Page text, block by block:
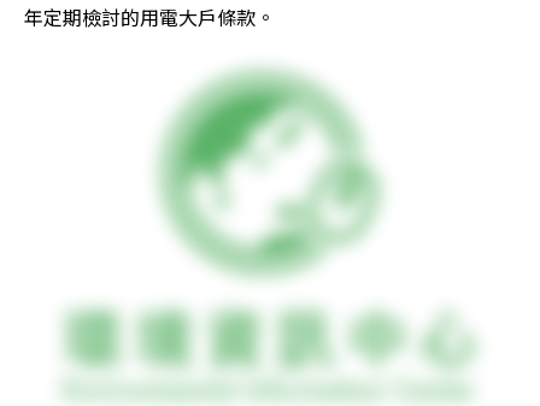
年定期檢討的用電大戶條款。